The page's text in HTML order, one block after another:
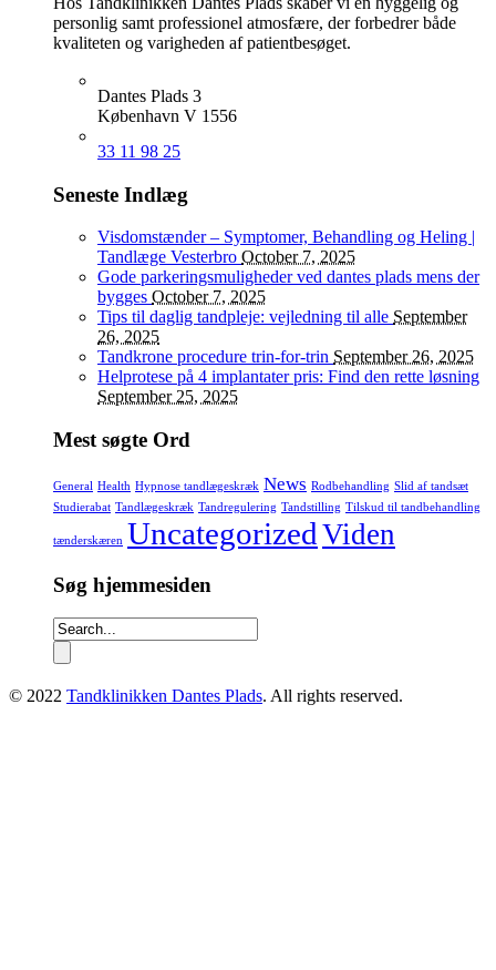
personlig samt professionel atmosfære, der forbedrer både
kvaliteten og varigheden af ​​patientbesøget.
Dantes Plads 3
København V 1556
33 11 98 25
Seneste Indlæg
Visdomstænder – Symptomer, Behandling og Heling |
Tandlæge Vesterbro October 7, 2025
Gode parkeringsmuligheder ved dantes plads mens der
bygges October 7, 2025
Tips til daglig tandpleje: vejledning til alle September
26, 2025
Tandkrone procedure trin-for-trin September 26, 2025
Helprotese på 4 implantater pris: Find den rette løsning
September 25, 2025
Mest søgte Ord
General Health Hypnose tandlægeskræk News Rodbehandling Slid af tandsæt
Studierabat Tandlægeskræk Tandregulering Tandstilling Tilskud til tandbehandling
tænderskæren Uncategorized Viden
Søg hjemmesiden
© 2022 Tandklinikken Dantes Plads. All rights reserved.